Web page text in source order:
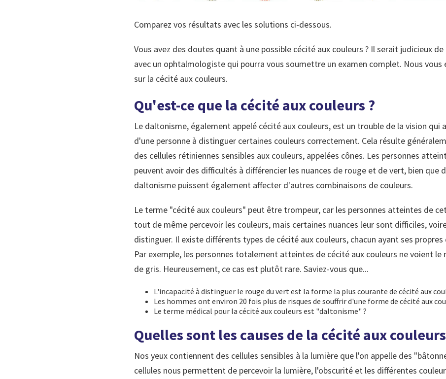
Comparez vos résultats avec les solutions ci-dessous.
Vous avez des doutes quant à une possible cécité aux couleurs ? Il serait judicieux
avec un ophtalmologiste qui pourra vous soumettre un examen complet. Nous vous
sur la cécité aux couleurs.
Qu'est-ce que la cécité aux couleurs ?
Le daltonisme, également appelé cécité aux couleurs, est un trouble de la vision qui
d'une personne à distinguer certaines couleurs correctement. Cela résulte
des cellules rétiniennes sensibles aux couleurs, appelées cônes. Les personnes
peuvent avoir des difficultés à différencier les nuances de rouge et de vert, bien que
daltonisme puissent également affecter d'autres combinaisons de couleurs.
Le terme "cécité aux couleurs" peut être trompeur, car les personnes atteintes de
tout de même percevoir les couleurs, mais certaines nuances leur sont difficiles,
distinguer. Il existe différents types de cécité aux couleurs, chacun ayant ses
Par exemple, les personnes totalement atteintes de cécité aux couleurs ne voient le
de gris. Heureusement, ce cas est plutôt rare. Saviez-vous que...
L'incapacité à distinguer le rouge du vert est la forme la plus courante de cécité aux
Les hommes ont environ 20 fois plus de risques de souffrir d'une forme de cécité aux
Le terme médical pour la cécité aux couleurs est "daltonisme" ?
Quelles sont les causes de la cécité aux
Nos yeux contiennent des cellules sensibles à la lumière que l'on appelle des
cellules nous permettent de percevoir la lumière, l'obscurité et les différentes